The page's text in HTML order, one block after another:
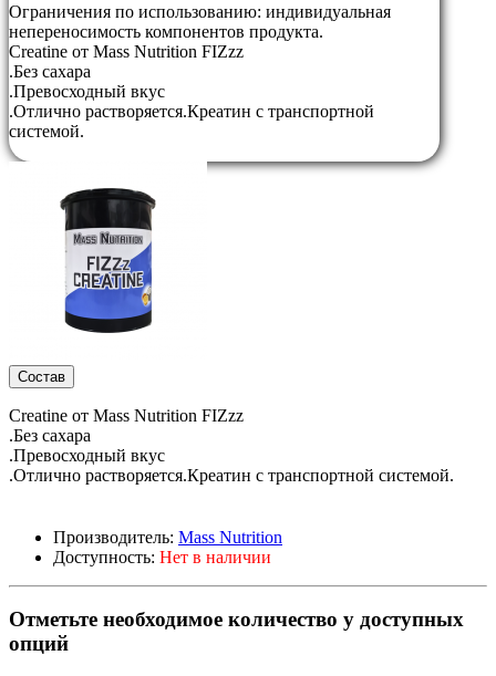
Ограничения по использованию: индивидуальная
непереносимость компонентов продукта.
Creatine от Mass Nutrition FIZzz
.Без сахара
.Превосходный вкус
.Отлично растворяется.Креатин с транспортной
системой.
Состав
Creatine от Mass Nutrition FIZzz
.Без сахара
.Превосходный вкус
.Отлично растворяется.Креатин с транспортной системой.
Производитель: Mass Nutrition
Доступность: Нет в наличии
Отметьте необходимое количество у доступных
опций